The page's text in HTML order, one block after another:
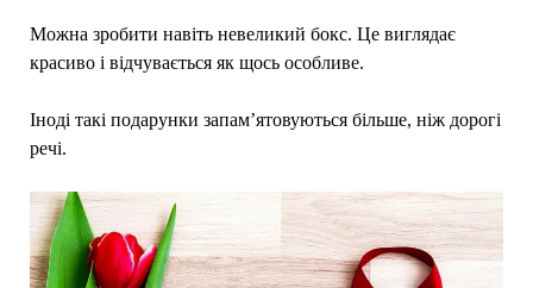
Можна зробити навіть невеликий бокс. Це виглядає
красиво і відчувається як щось особливе.
Іноді такі подарунки запам’ятовуються більше, ніж дорогі
речі.